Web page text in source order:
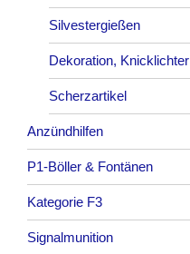
Silvestergießen
Dekoration, Knicklichter
Scherzartikel
Anzündhilfen
Alle anzeigen
P1-Böller & Fontänen
Alle anzeigen
Kategorie F3
Alle anzeigen
Signalmunition